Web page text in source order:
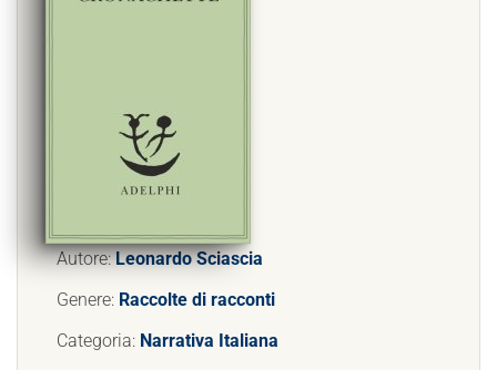
Autore:Leonardo Sciascia
Genere: Raccolte di racconti
Categoria: Narrativa Italiana